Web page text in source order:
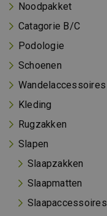
Noodpakket
Catagorie B/C
Podologie
Schoenen
Wandelaccessoires
Kleding
Rugzakken
Slapen
Slaapzakken
Slaapmatten
Slaapaccessoires